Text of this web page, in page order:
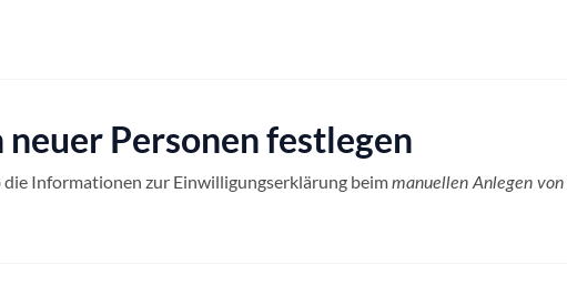
Personen festlegen
Informationen zur Einwilligungserklärung beimmanuellen Anlegen von